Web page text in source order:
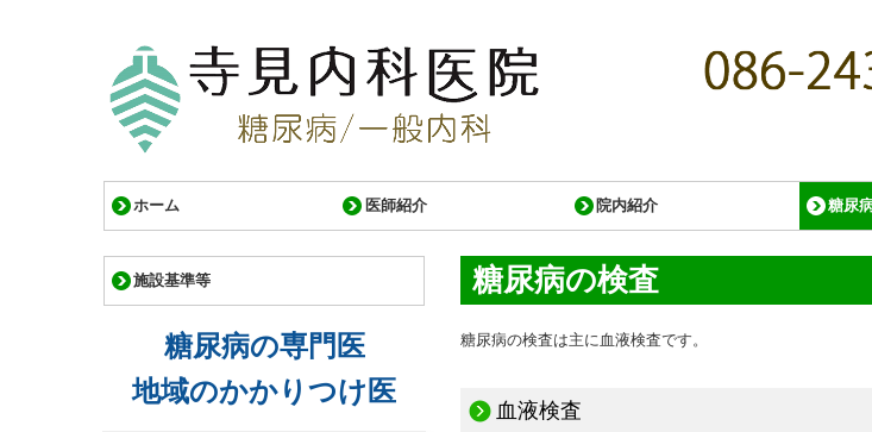
ホーム 医師紹介 院内紹介 糖尿
糖尿
糖尿
糖尿
糖尿
施設基準等
糖尿病の専門医
地域のかかりつけ医
糖尿病の検査
糖尿病の検査は主に血液検査です。
血液検査